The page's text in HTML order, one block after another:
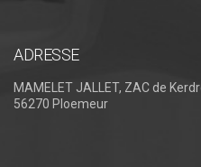
ADRESSE
MAMELET JALLET, ZAC de
56270 Ploemeur